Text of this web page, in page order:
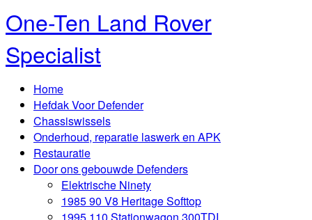
One-Ten Land Rover
Specialist
Home
Hefdak Voor Defender
Chassiswissels
Onderhoud, reparatie laswerk en APK
Restauratie
Door ons gebouwde Defenders
Elektrische Ninety
1985 90 V8 Heritage Softtop